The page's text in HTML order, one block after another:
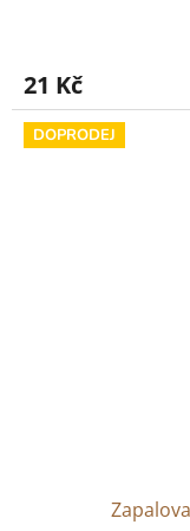
21 Kč
DOPRODEJ